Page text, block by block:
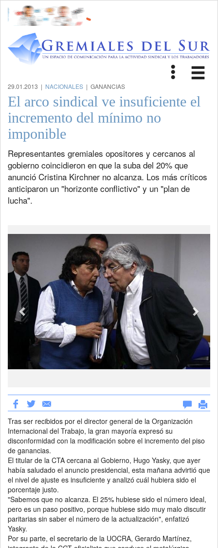
Toggle
29.01.2013 | NACIONALES | GANANCIAS
El arco sindical ve insuficiente el
incremento del mínimo no
imponible
Representantes gremiales opositores y cercanos al
gobierno coincidieron en que la suba del 20% que
anunció Cristina Kirchner no alcanza. Los más críticos
anticiparon un "horizonte conflictivo" y un "plan de
lucha".
Previous Next
Tras ser recibidos por el director general de la Organización
Internacional del Trabajo, la gran mayoría expresó su
disconformidad con la modificación sobre el incremento del piso
de ganancias.
El titular de la CTA cercana al Gobierno, Hugo Yasky, que ayer
había saludado el anuncio presidencial, esta mañana advirtió que
el nivel de ajuste es insuficiente y analizó cuál hubiera sido el
porcentaje justo.
"Sabemos que no alcanza. El 25% hubiese sido el número ideal,
pero es un paso positivo, porque hubiese sido muy malo discutir
paritarias sin saber el número de la actualización", enfatizó
Yasky.
Por su parte, el secretario de la UOCRA, Gerardo Martínez,